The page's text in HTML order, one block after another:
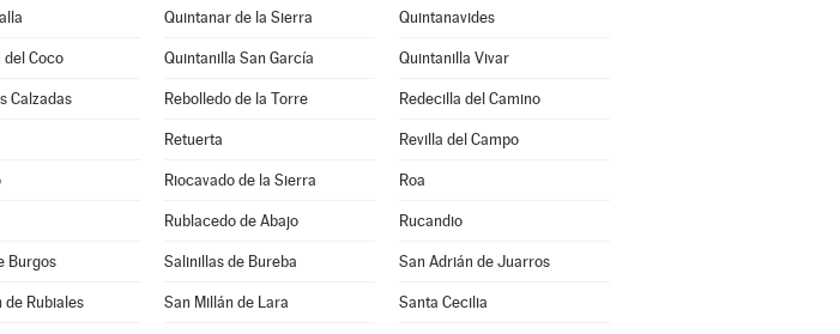
Quintanar de la Sierra Quintanavides
del Coco Quintanilla San García Quintanilla Vivar
Calzadas Rebolledo de la Torre Redecilla del Camino
Retuerta Revilla del Campo
Riocavado de la Sierra Roa
Rublacedo de Abajo Rucandio
Burgos Salinillas de Bureba San Adrián de Juarros
de Rubiales San Millán de Lara Santa Cecilia